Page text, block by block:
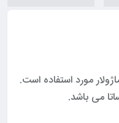
مورد استفاده است.
می باشد.